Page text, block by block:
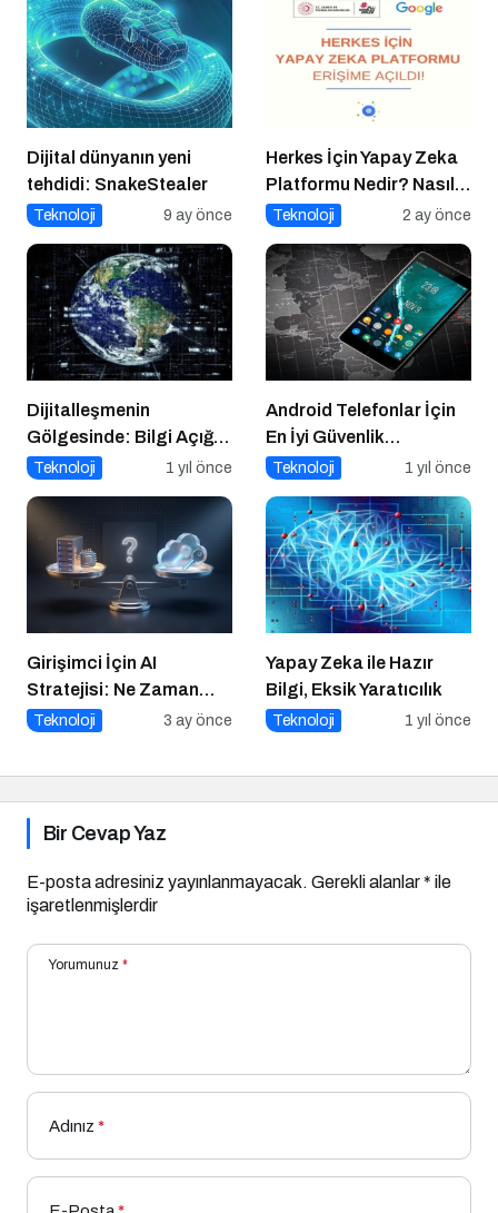
Dijital dünyanın yeni
tehdidi: SnakeStealer
Teknoloji 9 ay önce
Herkes İçin Yapay Zeka
Platformu Nedir? Nasıl
Kullanılır?
Teknoloji 2 ay önce
Dijitalleşmenin
Gölgesinde: Bilgi Açığı
Büyüyor mu?
Teknoloji 1 yıl önce
Android Telefonlar İçin
En İyi Güvenlik
Uygulamaları
Teknoloji 1 yıl önce
Girişimci İçin AI
Stratejisi: Ne Zaman
‘Build’, Ne Zaman ‘Buy’?
Teknoloji 3 ay önce
Yapay Zeka ile Hazır
Bilgi, Eksik Yaratıcılık
Teknoloji 1 yıl önce
Bir Cevap Yaz
E-posta adresiniz yayınlanmayacak. Gerekli alanlar* ile
işaretlenmişlerdir
Yorumunuz *
Adınız *